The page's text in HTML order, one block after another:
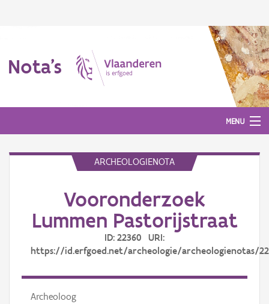
Nota's
MENU
ARCHEOLOGIENOTA
Vooronderzoek
Lummen Pastorijstraat
ID: 22360 URI:
https://id.erfgoed.net/archeologie/archeologienotas/
Archeoloog